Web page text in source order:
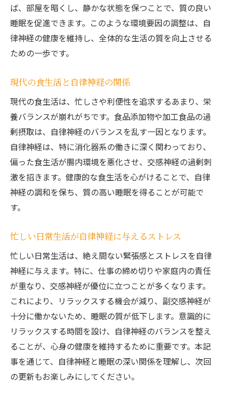
ば、部屋を暗くし、静かな状態を保つことで、質の良い
睡眠を促進できます。このような環境要因の調整は、自
律神経の健康を維持し、全体的な生活の質を向上させる
ための一歩です。
現代の食生活と自律神経の関係
現代の食生活は、忙しさや利便性を追求するあまり、栄
養バランスが崩れがちです。食品添加物や加工食品の過
剰摂取は、自律神経のバランスを乱す一因となります。
自律神経は、特に消化器系の働きに深く関わっており、
偏った食生活が腸内環境を悪化させ、交感神経の過剰刺
激を招きます。健康的な食生活を心がけることで、自律
神経の調和を保ち、質の高い睡眠を得ることが可能で
す。
忙しい日常生活が自律神経に与えるストレス
忙しい日常生活は、絶え間ない緊張感とストレスを自律
神経に与えます。特に、仕事の締め切りや家庭内の責任
が重なり、交感神経が優位に立つことが多くなります。
これにより、リラックスする機会が減り、副交感神経が
十分に働かないため、睡眠の質が低下します。意識的に
リラックスする時間を設け、自律神経のバランスを整え
ることが、心身の健康を維持するために重要です。本記
事を通じて、自律神経と睡眠の深い関係を理解し、次回
の更新もお楽しみにしてください。